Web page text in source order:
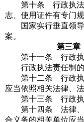
第十条 行政执法人
志、使用证件有专门
国家实行垂直领导
案。
第三
第十一条 行政执法
行政执法责任制的
第十二条 行政执法
应当依照相关法律、
第十三条 行政执法
第十四条 法律、法
合义务的相关单位应